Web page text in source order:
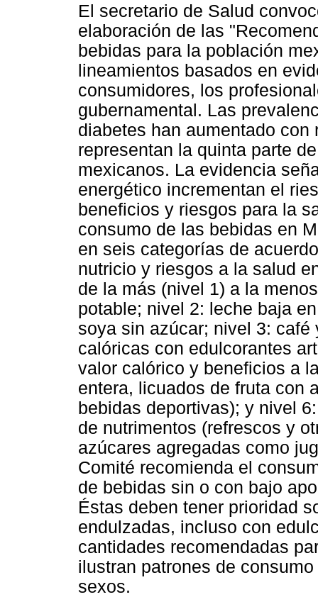
El secretario de Salud
elaboración de las
bebidas para la población
lineamientos basados en
consumidores, los
gubernamental. Las
diabetes han aumentado
representan la quinta parte
mexicanos. La evidencia
energético incrementan el
beneficios y riesgos para la
consumo de las bebidas en
en seis categorías de
nutricio y riesgos a la salud
de la más (nivel 1) a la
potable; nivel 2: leche baja
soya sin azúcar; nivel 3:
calóricas con edulcorantes
valor calórico y beneficios a
entera, licuados de fruta con
bebidas deportivas); y nivel
de nutrimentos (refrescos y
azúcares agregadas como
Comité recomienda el
de bebidas sin o con bajo
Éstas deben tener prioridad
endulzadas, incluso con
cantidades recomendadas
ilustran patrones de
sexos.